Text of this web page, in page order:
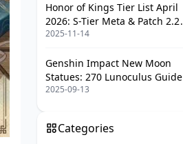
Honor of Kings Tier List April
2026: S-Tier Meta & Patch 2.2
Changes
2025-11-14
Genshin Impact New Moon
Statues: 270 Lunoculus Guide
2025-09-13
Categories